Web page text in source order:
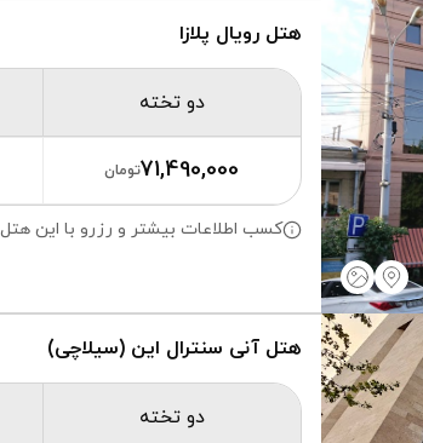
هتل رویال پلازا
دو تخته
71,490,000تومان
کسب اطلاعات بیشتر و رزرو با این هتل
هتل آنی سنترال این (سیلاچی)
دو تخته